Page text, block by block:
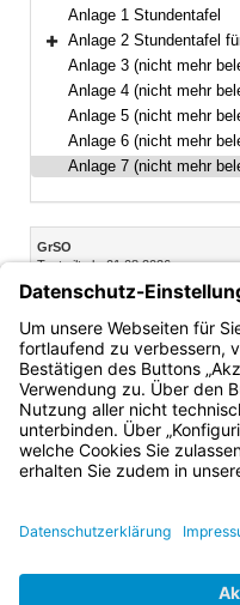
Anlage 1 Stundentafel
Bereich erweitern
Anlage 2 Stundentafel
Anlage 3 (nicht mehr
Anlage 4 (nicht mehr
Anlage 5 (nicht mehr
Anlage 6 (nicht mehr
Anlage 7 (nicht mehr
Inhalt
GrSO
Text gilt ab: 01.08.2026
Fassung: 11.09.2008
Anlage 7
(nicht mehr belegt)
Bayern.de
BayernPortal
Impressum